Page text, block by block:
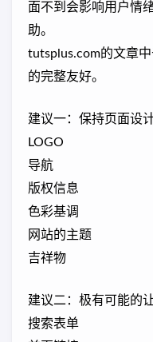
面不到会影响用户情
助。
tutsplus.com的文章
的完整友好。
建议一：保持页面设
LOGO
导航
版权信息
色彩基调
网站的主题
吉祥物
建议二：极有可能的
搜索表单